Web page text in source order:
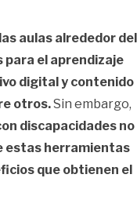
aulas alrededor del
el aprendizaje
digital y contenido
otros.Sin embargo,
discapacidades no
estas herramientas
que obtienen el